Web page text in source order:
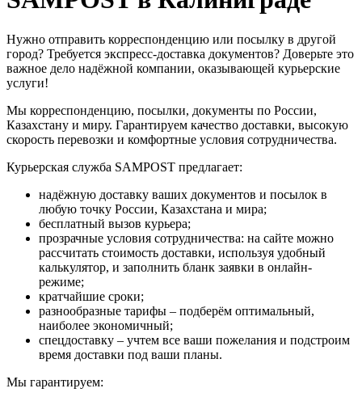
Нужно отправить корреспонденцию или посылку в другой
город? Требуется экспресс-доставка документов? Доверьте это
важное дело надёжной компании, оказывающей курьерские
услуги!
Мы корреспонденцию, посылки, документы по России,
Казахстану и миру. Гарантируем качество доставки, высокую
скорость перевозки и комфортные условия сотрудничества.
Курьерская служба SAMPOST предлагает:
надёжную доставку ваших документов и посылок в
любую точку России, Казахстана и мира;
бесплатный вызов курьера;
прозрачные условия сотрудничества: на сайте можно
рассчитать стоимость доставки, используя удобный
калькулятор, и заполнить бланк заявки в онлайн-
режиме;
кратчайшие сроки;
разнообразные тарифы – подберём оптимальный,
наиболее экономичный;
спецдоставку – учтем все ваши пожелания и подстроим
время доставки под ваши планы.
Мы гарантируем: